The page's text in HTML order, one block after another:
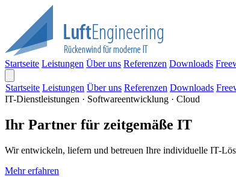
Startseite Leistungen Über uns Referenzen Downloads
Startseite Leistungen Über uns Referenzen Downloads
IT-Dienstleistungen · Softwareentwicklung · Cloud
Ihr Partner für zeitgemäße IT
Wir entwickeln, liefern und betreuen Ihre individuelle IT-
Mehr erfahren